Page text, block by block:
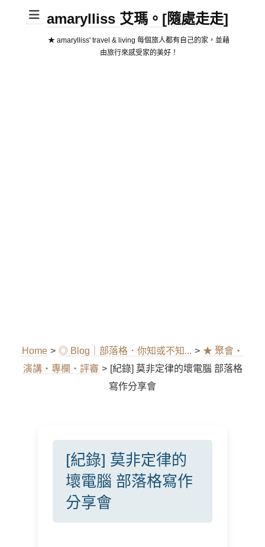
amarylliss 艾瑪。[隨處走走]
★ amarylliss' travel & living 每個旅人都有自己的家，並藉
由旅行來感受家的美好！
Home > ◎ Blog｜部落格．你知或不知... > ★ 聚會‧
演講‧專欄‧評審 > [紀錄] 莫非定律的壞電腦 部落格
寫作分享會
[紀錄] 莫非定律的
壞電腦 部落格寫作
分享會